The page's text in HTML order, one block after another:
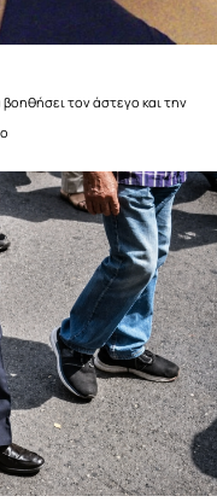
τον άστεγο και την